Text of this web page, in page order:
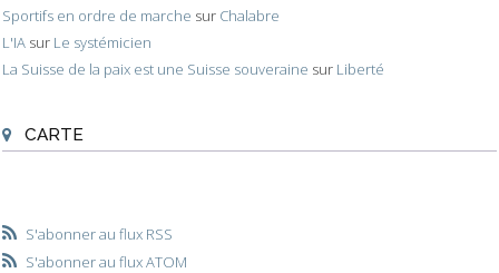
Sportifs en ordre de marche sur Chalabre
L'IA sur Le systémicien
La Suisse de la paix est une Suisse souveraine sur Liberté
CARTE
S'abonner au flux RSS
S'abonner au flux ATOM